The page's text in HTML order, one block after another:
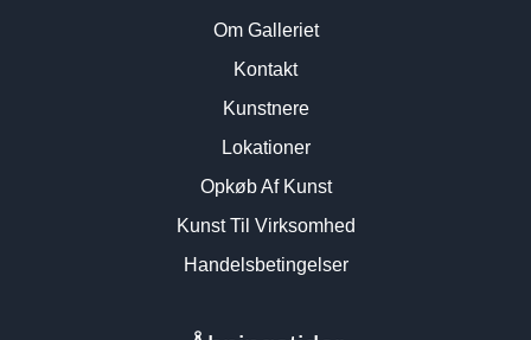
Om Galleriet
Kontakt
Kunstnere
Lokationer
Opkøb Af Kunst
Kunst Til Virksomhed
Handelsbetingelser